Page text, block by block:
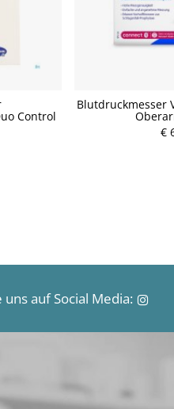
Control
Blutdruckmesser
€
uns auf Social Media: